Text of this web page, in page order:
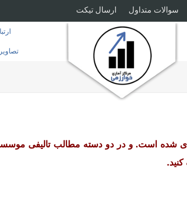
سوالات متداول ارسال تیکت
شده است. و در دو دسته مطالب تالیفی